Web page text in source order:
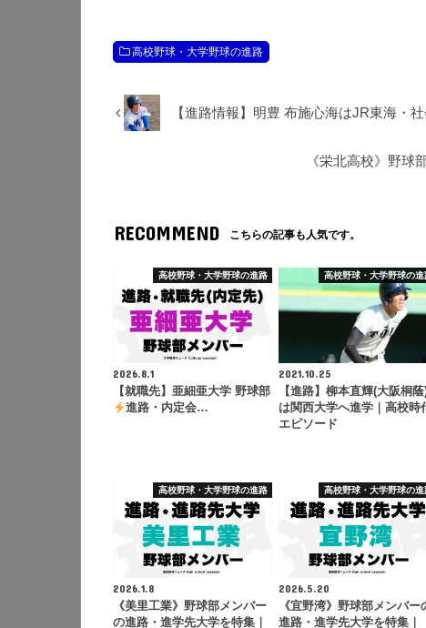
高校野球・大学野球の進路
【進路情報】明豊 布施心海はJR東海・
《栄北高校》野球
RECOMMEND こちらの記事も人気です。
高校野球・大学野球の進路
2026.8.1
【就職先】亜細亜大学 野球部
進路・内定会…
高校野球・大学野球の進
2021.10.25
【進路】柳本直輝(大阪桐蔭
は関西大学へ進学｜高校時
エピソード
高校野球・大学野球の進路
2026.1.8
《美里工業》野球部メンバー
の進路・進学先大学を特集｜
高校野球・大学野球の進
2026.5.20
《宜野湾》野球部メンバー
進路・進学先大学を特集｜